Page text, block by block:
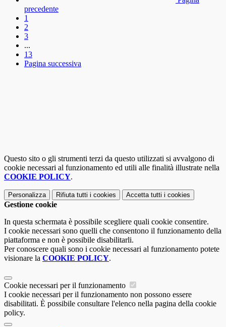
precedente
1
2
3
...
13
Pagina successiva
Questo sito o gli strumenti terzi da questo utilizzati si avvalgono di
cookie necessari al funzionamento ed utili alle finalità illustrate nella
COOKIE POLICY.
Personalizza Rifiuta tutti i cookies Accetta tutti i cookies
Gestione cookie
In questa schermata è possibile scegliere quali cookie consentire.
I cookie necessari sono quelli che consentono il funzionamento della
piattaforma e non è possibile disabilitarli.
Per conoscere quali sono i cookie necessari al funzionamento potete
visionare la COOKIE POLICY.
Cookie necessari per il funzionamento
I cookie necessari per il funzionamento non possono essere
disabilitati. È possibile consultare l'elenco nella pagina della cookie
policy.